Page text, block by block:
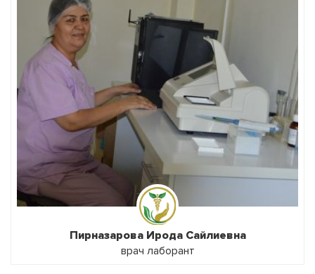
Пирназарова Ирода Сайлиевна
врач лаборант